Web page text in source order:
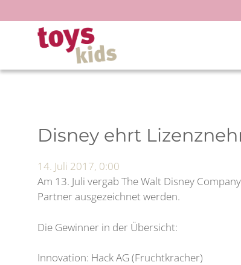
Inhalt
springen
Disney ehrt
14. Juli 2017, 0:00
Am 13. Juli vergab The Walt Disney
Partner ausgezeichnet werden.
Die Gewinner in der Übersicht:
Innovation: Hack AG (Fruchtkracher)